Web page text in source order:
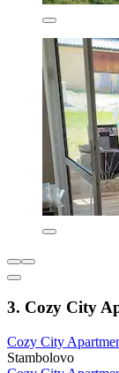
3. Cozy City
Cozy City
Stambolovo